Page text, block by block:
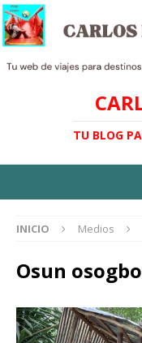
TU BLOG
INICIO Medios
Osun osogbo